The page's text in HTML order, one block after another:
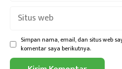
web
Simpan nama, email, dan situs web
komentar saya berikutnya.